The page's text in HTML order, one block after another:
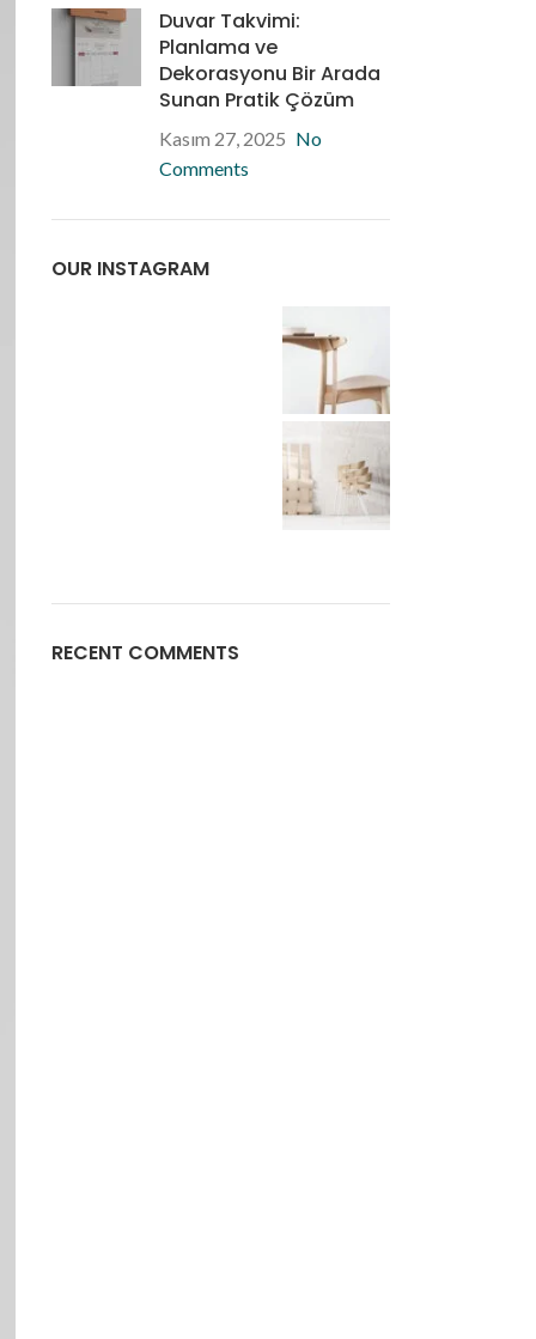
Duvar Takvimi:
Planlama ve
Dekorasyonu Bir Arada
Sunan Pratik Çözüm
Kasım 27, 2025 No
Comments
OUR INSTAGRAM
RECENT COMMENTS